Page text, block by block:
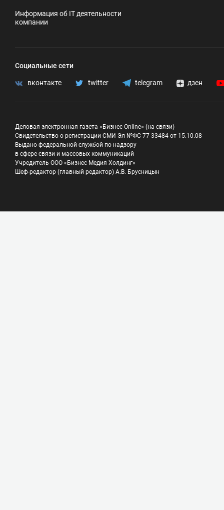
Информация об IT деятельности
компании
Социальные сети
вконтакте twitter telegram дзен
Деловая электронная газета «Бизнес Online» (на связи)
Свидетельство о регистрации СМИ Эл №ФС 77-33484 от 15.10.08
Выдано федеральной службой по надзору
в сфере связи и массовых коммуникаций
Учредитель ООО «Бизнес Медия Холдинг»
Шеф-редактор (главный редактор) А.В. Брусницын